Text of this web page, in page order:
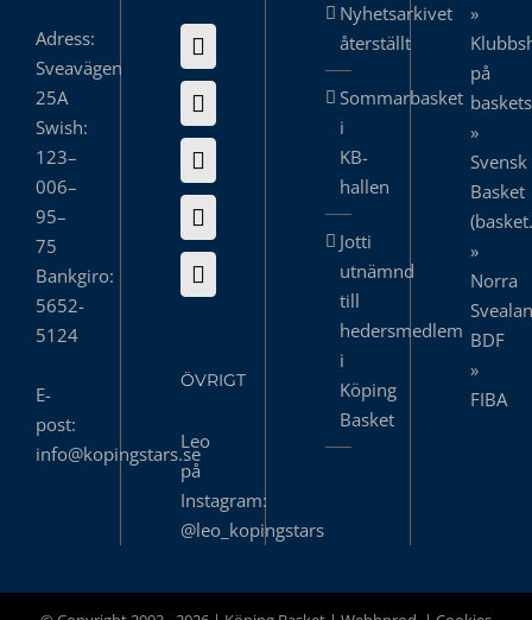
Adress:
Sveavägen
25A
Swish:
123–
006–
95–
75
Bankgiro:
5652-
5124
E-
post:
info@kopingstars.se
ÖVRIGT
Leo
på
Instagram:
@leo_kopingstars
Nyhetsarkivet
återställt
Sommarbasket
i
KB-
hallen
Jotti
utnämnd
till
hedersmedlem
i
Köping
Basket
»
på
»
Svensk
Basket
»
Norra
BDF
»
FIBA